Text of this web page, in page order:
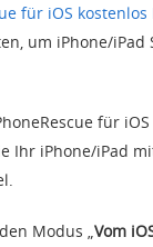
für iOS
um iPhone/iPad
für
Ihr iPhone/iPad
Modus „Vom